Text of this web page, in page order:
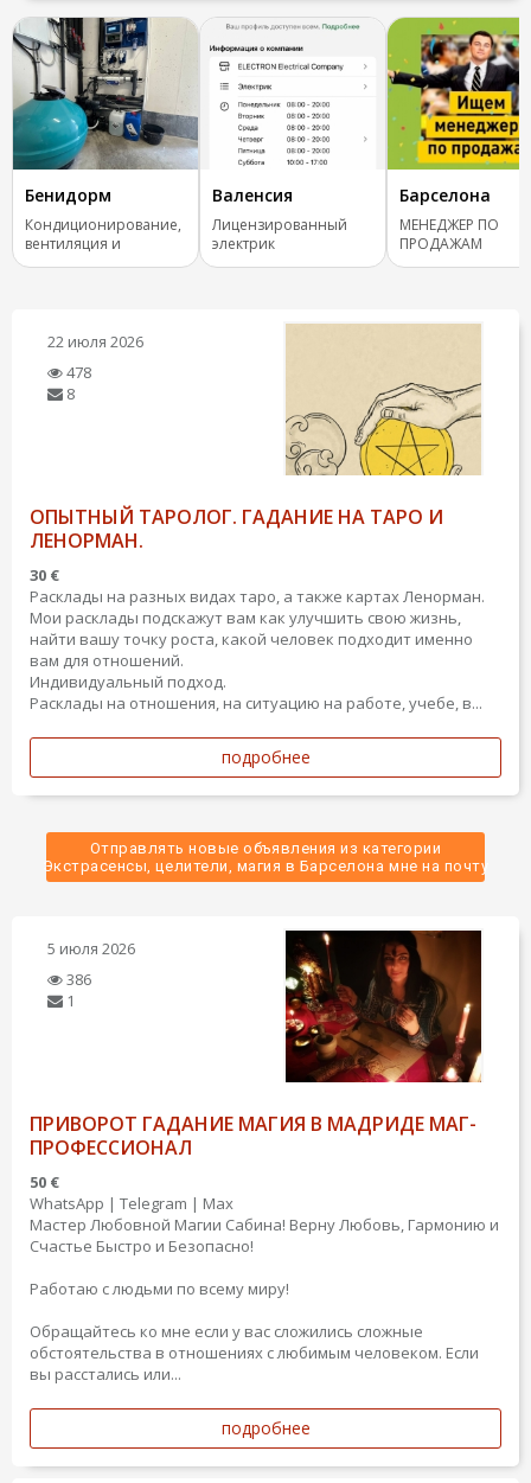
Бенидорм
Кондиционирование,
вентиляция и
отопление.
Валенсия
Лицензированный
электрик
Барселона
МЕНЕДЖЕР ПО
ПРОДАЖАМ
(COMERCIAL) ✨
22 июля 2026
478
8
ОПЫТНЫЙ ТАРОЛОГ. ГАДАНИЕ НА ТАРО И
ЛЕНОРМАН.
30 €
Расклады на разных видах таро, а также картах Ленорман.
Мои расклады подскажут вам как улучшить свою жизнь,
найти вашу точку роста, какой человек подходит именно
вам для отношений.
Индивидуальный подход.
Расклады на отношения, на ситуацию на работе, учебе, в...
подробнее
Отправлять новые объявления из категории
Экстрасенсы, целители, магия в Барселона мне на почту
5 июля 2026
386
1
ПРИВОРОТ ГАДАНИЕ МАГИЯ В МАДРИДЕ МАГ-
ПРОФЕССИОНАЛ
50 €
WhatsApp | Telegram | Max
Мастер Любовной Магии Сабина! Верну Любовь, Гармонию и
Счастье Быстро и Безопасно!
Работаю с людьми по всему миру!
Обращайтесь ко мне если у вас сложились сложные
обстоятельства в отношениях с любимым человеком. Если
вы расстались или...
подробнее